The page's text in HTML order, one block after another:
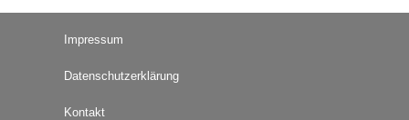
Impressum
Datenschutzerklärung
Kontakt